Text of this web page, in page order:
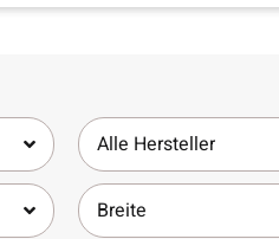
Alle Hersteller
Breite